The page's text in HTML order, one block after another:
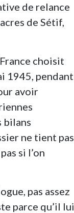
de relance
de Sétif,
choisit
1945, pendant
avoir
bilans
ne tient pas
si l’on
pas assez
parce qu’il lui